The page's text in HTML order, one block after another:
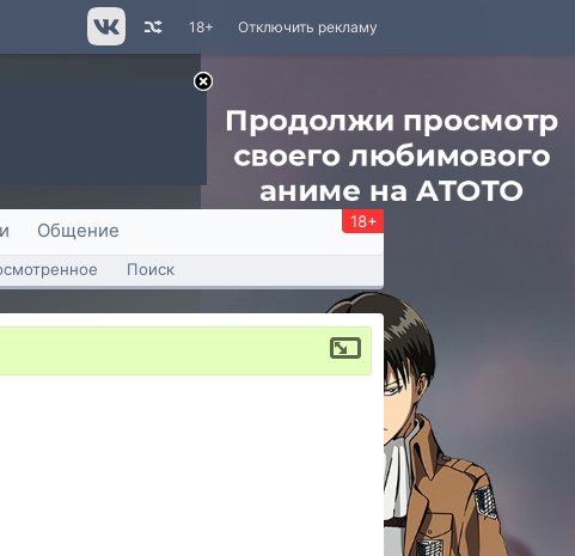
Отключить рекламу
18+
Общение 18+
Поиск